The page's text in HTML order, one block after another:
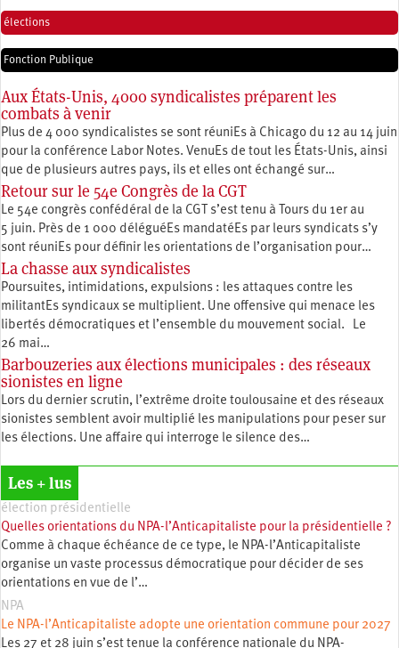
élections
Fonction Publique
Aux États-Unis, 4000 syndicalistes préparent les
combats à venir
Plus de 4 000 syndicalistes se sont réuniEs à Chicago du 12 au 14 juin
pour la conférence Labor Notes. VenuEs de tout les États-Unis, ainsi
que de plusieurs autres pays, ils et elles ont échangé sur…
Retour sur le 54e Congrès de la CGT
Le 54e congrès confédéral de la CGT s’est tenu à Tours du 1er au
5 juin. Près de 1 000 déléguéEs mandatéEs par leurs syndicats s’y
sont réuniEs pour définir les orientations de l’organisation pour…
La chasse aux syndicalistes
Poursuites, intimidations, expulsions : les attaques contre les
militantEs syndicaux se multiplient. Une offensive qui menace les
libertés démocratiques et l’ensemble du mouvement social. Le
26 mai…
Barbouzeries aux élections municipales : des réseaux
sionistes en ligne
Lors du dernier scrutin, l’extrême droite toulousaine et des réseaux
sionistes semblent avoir multiplié les manipulations pour peser sur
les élections. Une affaire qui interroge le silence des…
Les + lus
élection présidentielle
Quelles orientations du NPA-l’Anticapitaliste pour la présidentielle ?
Comme à chaque échéance de ce type, le NPA-l’Anticapitaliste
organise un vaste processus démocratique pour décider de ses
orientations en vue de l’…
NPA
Le NPA-l’Anticapitaliste adopte une orientation commune pour 2027
Les 27 et 28 juin s’est tenue la conférence nationale du NPA-